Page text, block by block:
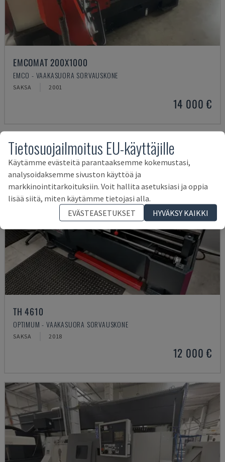
EMCOMAT 200X1000
EMCO - VAAKASUORA SORVAUSKONE
SAKSA 2001
14 000 €
TH 4610
OPTIMUM - VAAKASUORA SORVAUSKONE
SAKSA 2018
12 000 €
Tietosuojailmoitus EU-käyttäjille
Käytämme evästeitä parantaaksemme kokemustasi,
analysoidaksemme sivuston käyttöä ja
markkinointitarkoituksiin. Voit hallita asetuksiasi ja oppia
lisää siitä, miten käytämme tietojasi alla.
EVÄSTEASETUKSET
HYVÄKSY KAIKKI